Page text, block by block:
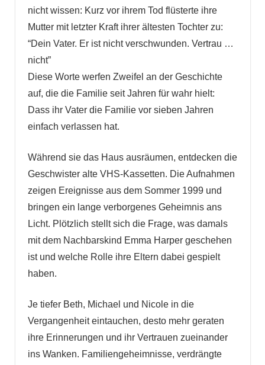
nicht wissen: Kurz vor ihrem Tod flüsterte ihre
Mutter mit letzter Kraft ihrer ältesten Tochter zu:
“Dein Vater. Er ist nicht verschwunden. Vertrau …
nicht”
Diese Worte werfen Zweifel an der Geschichte
auf, die die Familie seit Jahren für wahr hielt:
Dass ihr Vater die Familie vor sieben Jahren
einfach verlassen hat.
Während sie das Haus ausräumen, entdecken die
Geschwister alte VHS-Kassetten. Die Aufnahmen
zeigen Ereignisse aus dem Sommer 1999 und
bringen ein lange verborgenes Geheimnis ans
Licht. Plötzlich stellt sich die Frage, was damals
mit dem Nachbarskind Emma Harper geschehen
ist und welche Rolle ihre Eltern dabei gespielt
haben.
Je tiefer Beth, Michael und Nicole in die
Vergangenheit eintauchen, desto mehr geraten
ihre Erinnerungen und ihr Vertrauen zueinander
ins Wanken. Familiengeheimnisse, verdrängte